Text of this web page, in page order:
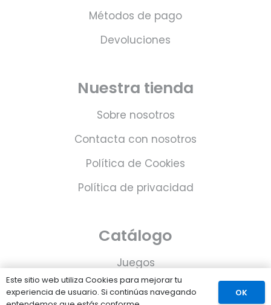
Métodos de pago
Devoluciones
Nuestra tienda
Sobre nosotros
Contacta con nosotros
Política de Cookies
Política de privacidad
Catálogo
Juegos
Consolas
Este sitio web utiliza Cookies para mejorar tu
experiencia de usuario. Si continúas navegando
OK